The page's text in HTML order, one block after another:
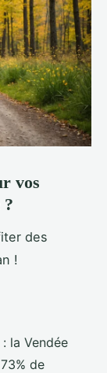
vos
?
des
!
: la Vendée
de